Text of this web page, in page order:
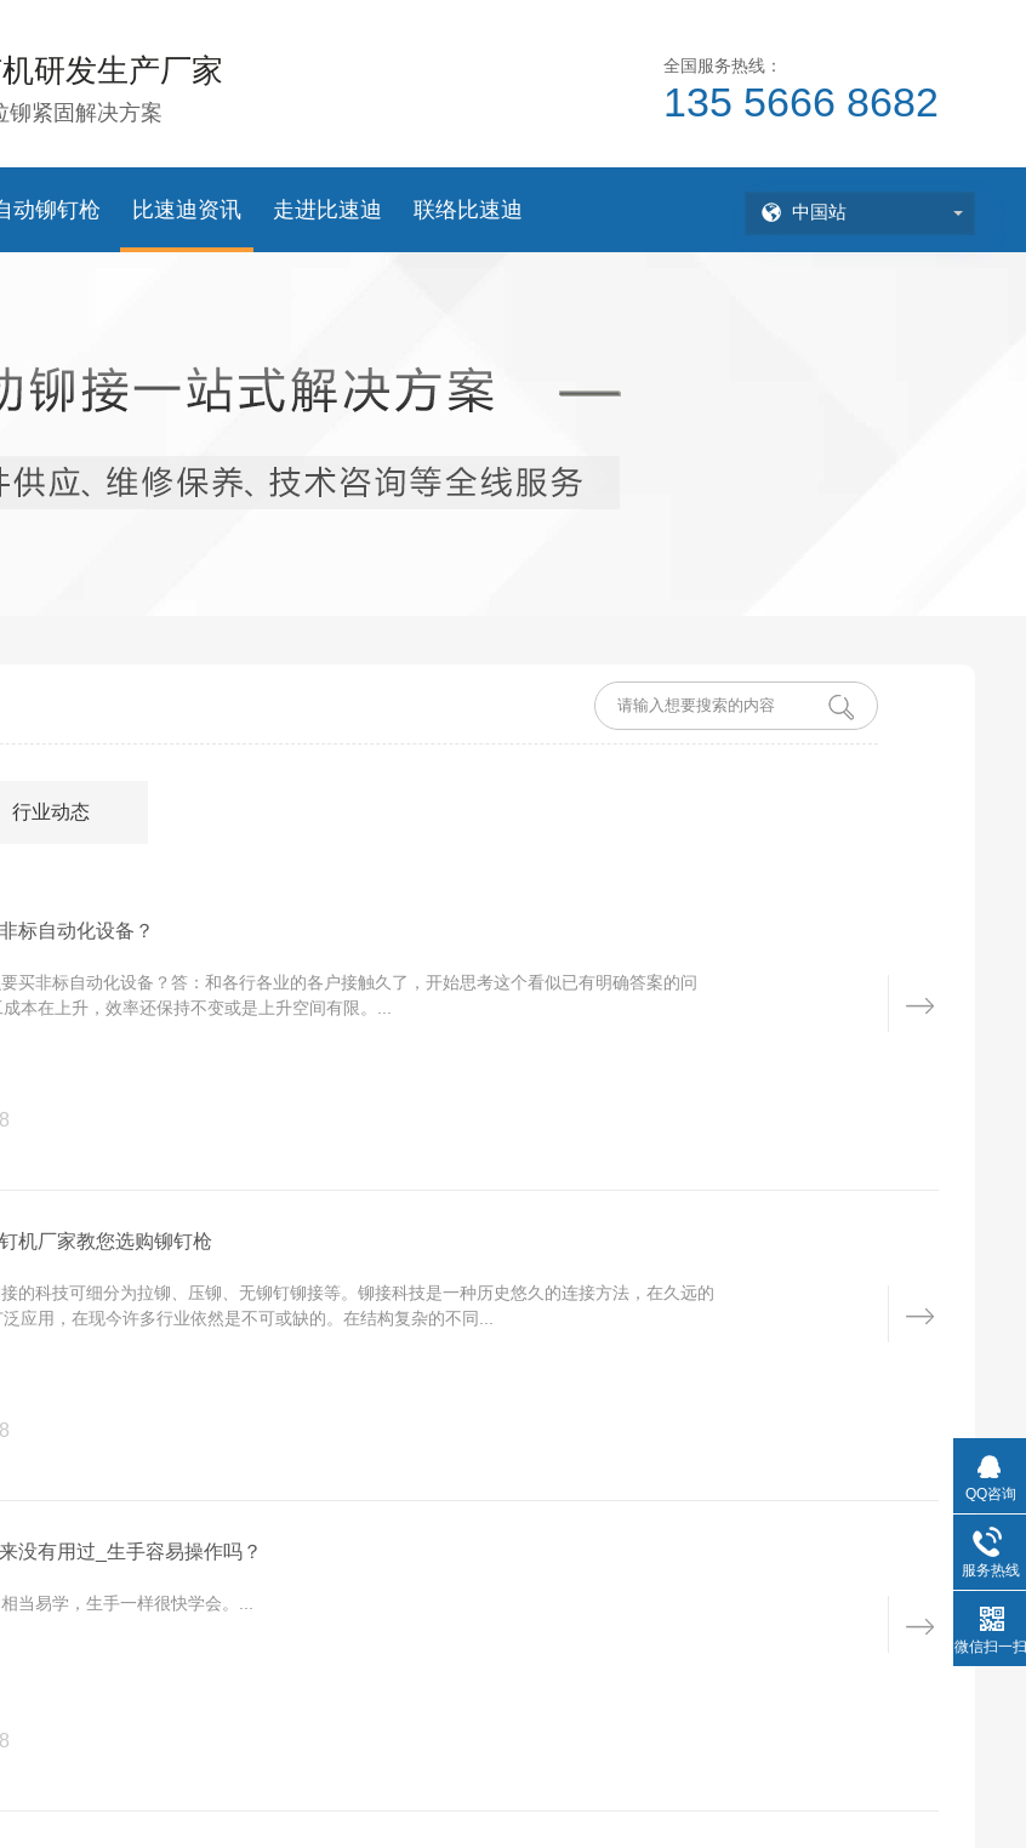
研发生产厂家
铆紧固解决方案
全国服务热线：
135 5666 8682
动铆钉枪 比速迪资讯 走进比速迪 联络比速迪 中国站
行业动态
标自动化设备？
买非标自动化设备？答：和各行各业的各户接触久了，开始思考这个看似已有明确答案的问
本在上升，效率还保持不变或是上升空间有限。...
机厂家教您选购铆钉枪
的科技可细分为拉铆、压铆、无铆钉铆接等。铆接科技是一种历史悠久的连接方法，在久远的
应用，在现今许多行业依然是不可或缺的。在结构复杂的不同...
没有用过_生手容易操作吗？
当易学，生手一样很快学会。...
QQ咨询
服务热线
微信扫一扫